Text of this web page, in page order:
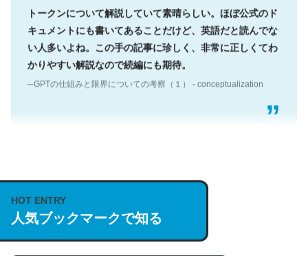
トークンについて解説していて素晴らしい。ほぼ公式のド
キュメントにも書いてあることだけど、英語だと読んでな
い人多いよね。この手の記事に珍しく、非常に正しくてわ
かりやすい解説なので続編にも期待。
─GPTの仕組みと限界についての考察（１） - conceptualization
説してる記事が少ないので貴重な良記事。/続編来た
https://isobe324649.hatenablog.com/entry/2023/03/27
/064121
─GPTの仕組みと限界についての考察（１） - conceptualization
HOT ENTRY
人気ブックマークで知る